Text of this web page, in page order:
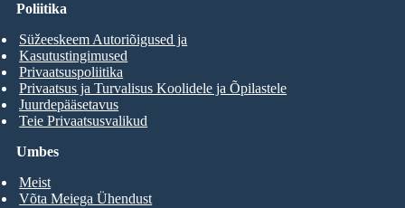
Umbes
Meist
Võta Meiega Ühendust
Poliitika
Süžeeskeem Autoriõigused ja
Kasutustingimused
Privaatsuspoliitika
Privaatsus ja Turvalisus Koolidele ja Õpilastele
Juurdepääsetavus
Teie Privaatsusvalikud